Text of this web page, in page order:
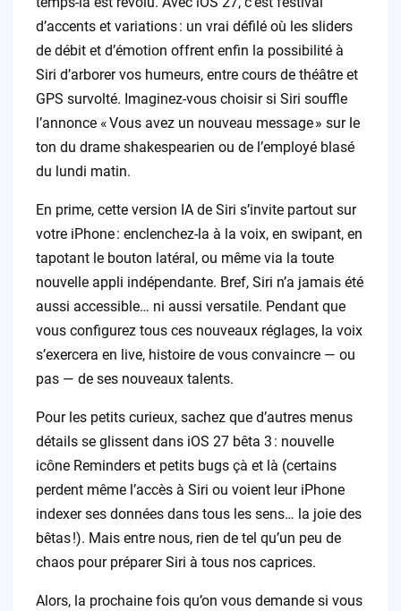
d’accents et variations : un vrai défilé où les sliders
de débit et d’émotion offrent enfin la possibilité à
Siri d’arborer vos humeurs, entre cours de théâtre et
GPS survolté. Imaginez-vous choisir si Siri souffle
l’annonce « Vous avez un nouveau message » sur le
ton du drame shakespearien ou de l’employé blasé
du lundi matin.
En prime, cette version IA de Siri s’invite partout sur
votre iPhone : enclenchez-la à la voix, en swipant, en
tapotant le bouton latéral, ou même via la toute
nouvelle appli indépendante. Bref, Siri n’a jamais été
aussi accessible… ni aussi versatile. Pendant que
vous configurez tous ces nouveaux réglages, la voix
s’exercera en live, histoire de vous convaincre — ou
pas — de ses nouveaux talents.
Pour les petits curieux, sachez que d’autres menus
détails se glissent dans iOS 27 bêta 3 : nouvelle
icône Reminders et petits bugs çà et là (certains
perdent même l’accès à Siri ou voient leur iPhone
indexer ses données dans tous les sens… la joie des
bêtas !). Mais entre nous, rien de tel qu’un peu de
chaos pour préparer Siri à tous nos caprices.
Alors, la prochaine fois qu’on vous demande si vous